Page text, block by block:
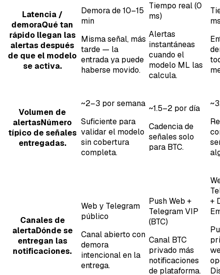
Latencia /
demoraQué tan
rápido llegan las
alertas después
de que el modelo
se activa.
Demora de 10–15
min
Misma señal, más
tarde — la
entrada ya puede
haberse movido.
Tiempo real (0
ms)
Alertas
instantáneas
cuando el
modelo ML las
calcula.
Volumen de
alertasNúmero
típico de señales
entregadas.
~2–3 por semana
Suficiente para
validar el modelo
sin cobertura
completa.
~1.5–2 por día
Cadencia de
señales solo
para BTC.
Canales de
alertaDónde se
entregan las
notificaciones.
Web y Telegram
público
Canal abierto con
demora
intencional en la
entrega.
Push Web +
Telegram VIP
(BTC)
Canal BTC
privado más
notificaciones
de plataforma.
+